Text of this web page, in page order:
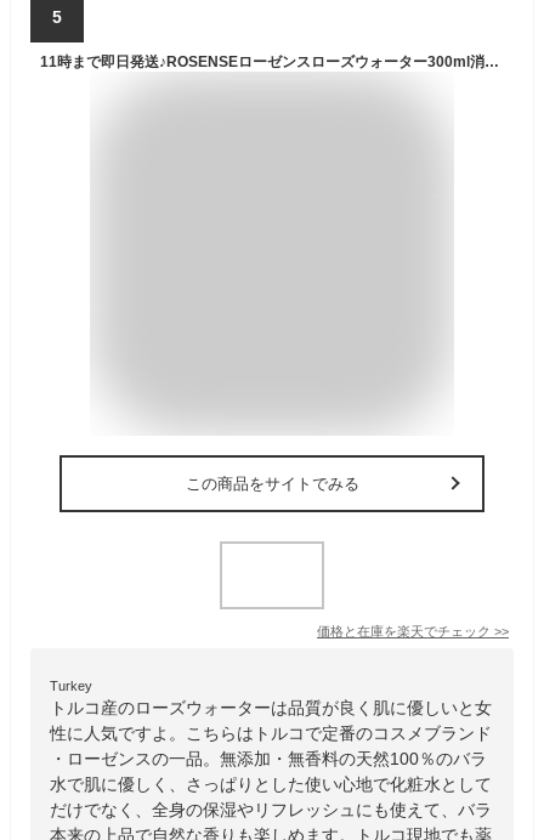
5
11時まで即日発送♪ROSENSEローゼンスローズウォーター300ml消費期限2027年11月癒されナイトに強い紫外線季節のほてり対策はもちろん毎日の化粧水ボディーローションにトルコローゼンス社ダマスクローズ使用の保存料防腐剤無添加の100%ナチュラルローズウォーター♪
この商品をサイトでみる
価格と在庫を楽天でチェック >>
Turkey
トルコ産のローズウォーターは品質が良く肌に優しいと女
性に人気ですよ。こちらはトルコで定番のコスメブランド
・ローゼンスの一品。無添加・無香料の天然100％のバラ
水で肌に優しく、さっぱりとした使い心地で化粧水として
だけでなく、全身の保湿やリフレッシュにも使えて、バラ
本来の上品で自然な香りも楽しめます。トルコ現地でも薬